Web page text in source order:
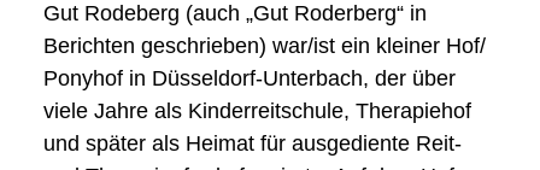
Gut Rodeberg (auch „Gut Roderberg“ in
Berichten geschrieben) war/ist ein kleiner Hof/
Ponyhof in Düsseldorf-Unterbach, der über
viele Jahre als Kinderreitschule, Therapiehof
und später als Heimat für ausgediente Reit-